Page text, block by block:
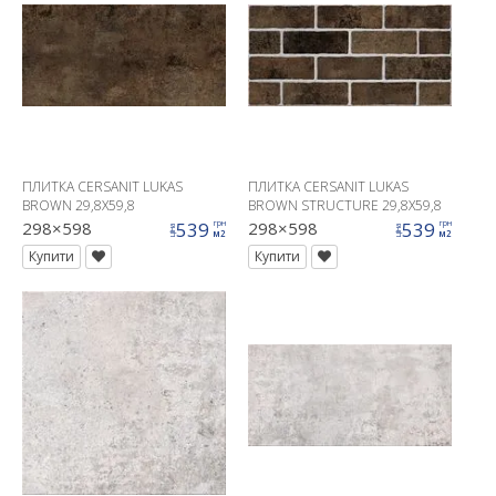
ПЛИТКА CERSANIT LUKAS
BROWN 29,8X59,8
298×598 ціна539 грн
м2
Купити
ПЛИТКА CERSANIT LUKAS
BROWN STRUCTURE 29,8X59,8
298×598 ціна539 грн
м2
Купити